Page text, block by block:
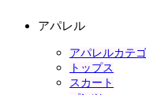
アパレル
アパレルカテ
トップス
スカート